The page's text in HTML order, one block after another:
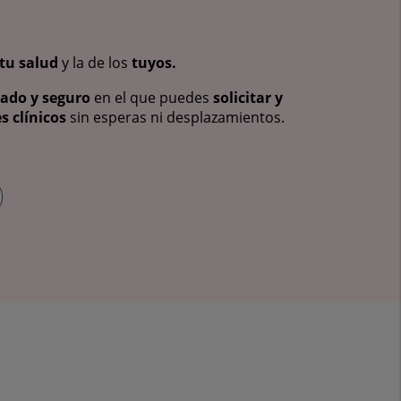
tu salud y la de los tuyos.
y seguro en el que puedes solicitar y
clínicos sin esperas ni desplazamientos.